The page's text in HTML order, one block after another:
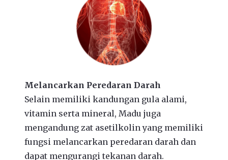
Melancarkan Peredaran Darah
Selain memiliki kandungan gula alami,
vitamin serta mineral, Madu juga
mengandung zat asetilkolin yang memiliki
fungsi melancarkan peredaran darah dan
dapat mengurangi tekanan darah.